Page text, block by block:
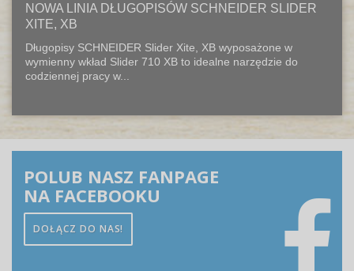
NOWA LINIA DŁUGOPISÓW SCHNEIDER SLIDER
XITE, XB
Długopisy SCHNEIDER Slider Xite, XB wyposażone w
wymienny wkład Slider 710 XB to idealne narzędzie do
codziennej pracy w...
POLUB NASZ FANPAGE
NA FACEBOOKU
DOŁĄCZ DO NAS!